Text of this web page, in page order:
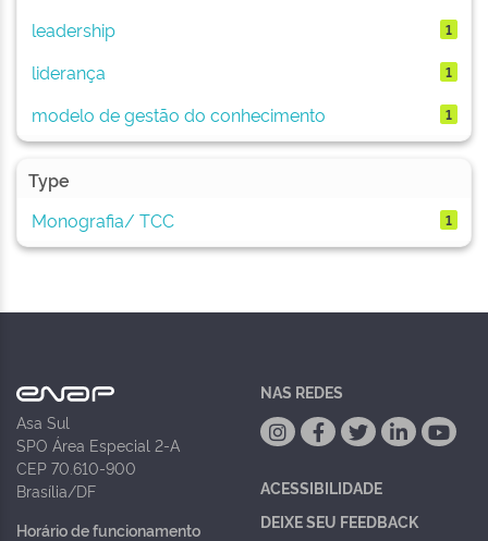
leadership 1
liderança 1
modelo de gestão do conhecimento 1
Type
Monografia/ TCC
1
Asa Sul
SPO Área Especial 2-A
CEP 70.610-900
Brasília/DF
Horário de funcionamento
NAS REDES
ACESSIBILIDADE
DEIXE SEU FEEDBACK